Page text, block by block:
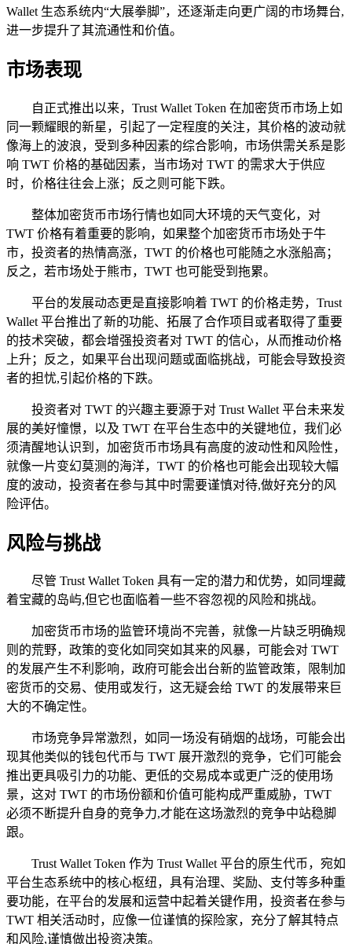
Wallet 生态系统内“大展拳脚”，还逐渐走向更广阔的市场舞台,
进一步提升了其流通性和价值。
市场表现
自正式推出以来，Trust Wallet Token 在加密货币市场上如
同一颗耀眼的新星，引起了一定程度的关注，其价格的波动就
像海上的波浪，受到多种因素的综合影响，市场供需关系是影
响 TWT 价格的基础因素，当市场对 TWT 的需求大于供应
时，价格往往会上涨；反之则可能下跌。
整体加密货币市场行情也如同大环境的天气变化，对
TWT 价格有着重要的影响，如果整个加密货币市场处于牛
市，投资者的热情高涨，TWT 的价格也可能随之水涨船高；
反之，若市场处于熊市，TWT 也可能受到拖累。
平台的发展动态更是直接影响着 TWT 的价格走势，Trust
Wallet 平台推出了新的功能、拓展了合作项目或者取得了重要
的技术突破，都会增强投资者对 TWT 的信心，从而推动价格
上升；反之，如果平台出现问题或面临挑战，可能会导致投资
者的担忧,引起价格的下跌。
投资者对 TWT 的兴趣主要源于对 Trust Wallet 平台未来发
展的美好憧憬，以及 TWT 在平台生态中的关键地位，我们必
须清醒地认识到，加密货币市场具有高度的波动性和风险性，
就像一片变幻莫测的海洋，TWT 的价格也可能会出现较大幅
度的波动，投资者在参与其中时需要谨慎对待,做好充分的风
险评估。
风险与挑战
尽管 Trust Wallet Token 具有一定的潜力和优势，如同埋藏
着宝藏的岛屿,但它也面临着一些不容忽视的风险和挑战。
加密货币市场的监管环境尚不完善，就像一片缺乏明确规
则的荒野，政策的变化如同突如其来的风暴，可能会对 TWT
的发展产生不利影响，政府可能会出台新的监管政策，限制加
密货币的交易、使用或发行，这无疑会给 TWT 的发展带来巨
大的不确定性。
市场竞争异常激烈，如同一场没有硝烟的战场，可能会出
现其他类似的钱包代币与 TWT 展开激烈的竞争，它们可能会
推出更具吸引力的功能、更低的交易成本或更广泛的使用场
景，这对 TWT 的市场份额和价值可能构成严重威胁，TWT
必须不断提升自身的竞争力,才能在这场激烈的竞争中站稳脚
跟。
Trust Wallet Token 作为 Trust Wallet 平台的原生代币，宛如
平台生态系统中的核心枢纽，具有治理、奖励、支付等多种重
要功能，在平台的发展和运营中起着关键作用，投资者在参与
TWT 相关活动时，应像一位谨慎的探险家，充分了解其特点
和风险,谨慎做出投资决策。